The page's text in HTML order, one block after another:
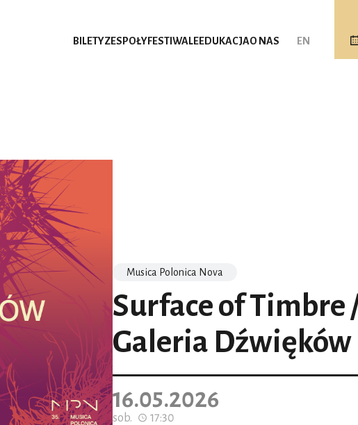
BILETYZESPOŁYFESTIWALEEDUKACJAO NAS EN
Musica Polonica Nova
Surface of Timbre
Galeria Dźwięków
16.05.2026
sob.
17:30